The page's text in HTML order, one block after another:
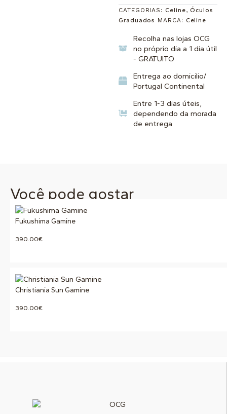
CATEGORIAS: Celine,Óculos
Graduados MARCA: Celine
Recolha nas lojas OCG
no próprio dia a 1 dia útil
- GRATUITO
Entrega ao domicilio/
Portugal Continental
Entre 1-3 dias úteis,
dependendo da morada
de entrega
Você pode gostar
Fukushima Gamine
390.00€
Christiania Sun Gamine
390.00€